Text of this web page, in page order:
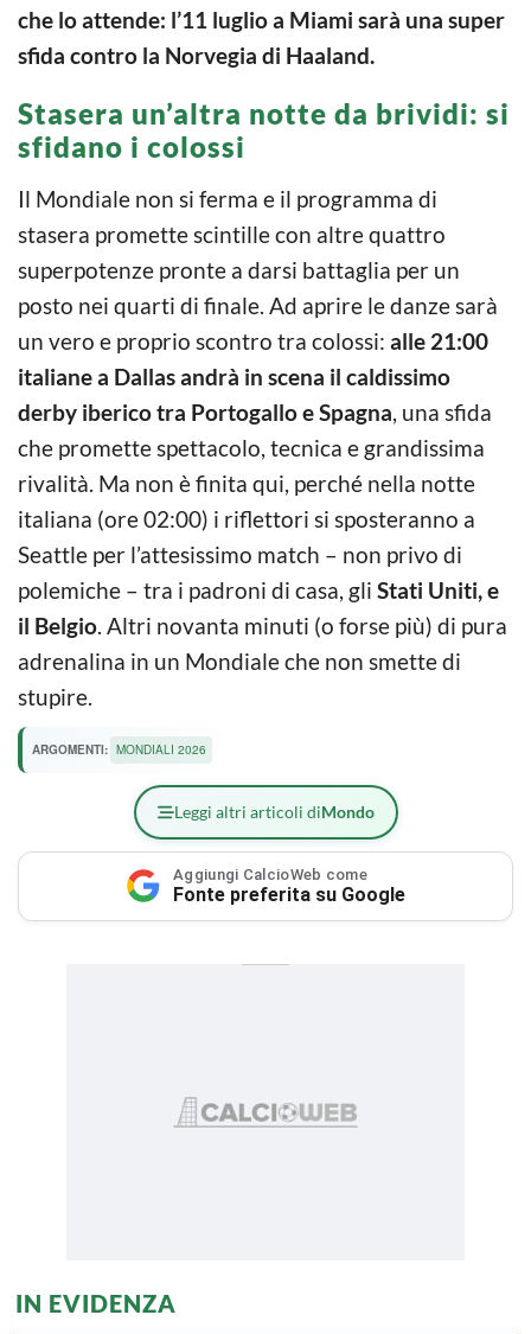
che lo attende: l’11 luglio a Miami sarà una super
sfida contro la Norvegia di Haaland.
Stasera un’altra notte da brividi: si
sfidano i colossi
Il Mondiale non si ferma e il programma di
stasera promette scintille con altre quattro
superpotenze pronte a darsi battaglia per un
posto nei quarti di finale. Ad aprire le danze sarà
un vero e proprio scontro tra colossi: alle 21:00
italiane a Dallas andrà in scena il caldissimo
derby iberico tra Portogallo e Spagna , una sfida
che promette spettacolo, tecnica e grandissima
rivalità. Ma non è finita qui, perché nella notte
italiana (ore 02:00) i riflettori si sposteranno a
Seattle per l’attesissimo match – non privo di
polemiche – tra i padroni di casa, gli Stati Uniti, e
il Belgio . Altri novanta minuti (o forse più) di pura
adrenalina in un Mondiale che non smette di
stupire.
ARGOMENTI: MONDIALI 2026
Leggi altri articoli diMondo
Aggiungi CalcioWeb come
Fonte preferita su Google
IN EVIDENZA